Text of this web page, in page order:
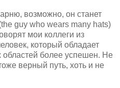
возможно, он станет
guy who wears many hats)
мои коллеги из
который обладает
более успешен. Не
верный путь, хоть и не